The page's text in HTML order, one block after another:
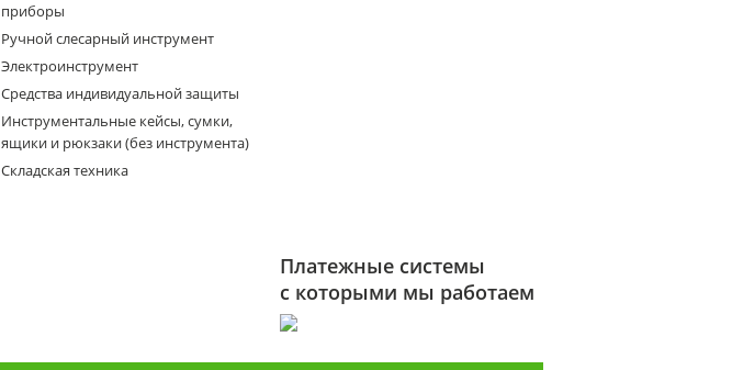
приборы
Ручной слесарный инструмент
Электроинструмент
Средства индивидуальной защиты
Инструментальные кейсы, сумки,
ящики и рюкзаки (без инструмента)
Складская техника
Платежные системы
с которыми мы работаем